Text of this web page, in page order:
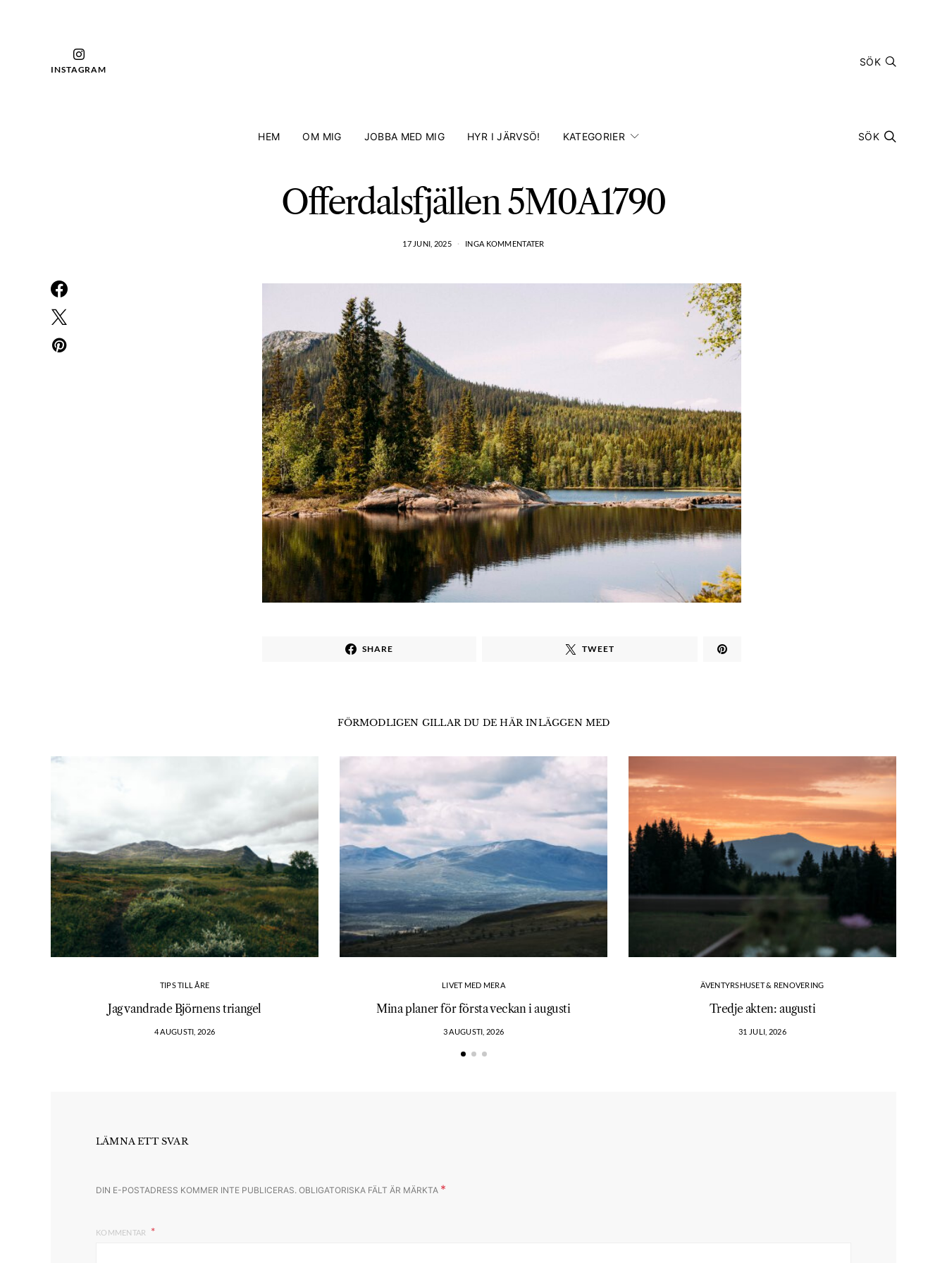
INSTAGRAM
SÖK
HEM OM MIG JOBBA MED MIG HYR I JÄRVSÖ! KATEGORIER SÖK
Offerdalsfjällen 5M0A1790
17 JUNI, 2025 INGA KOMMENTATER
SHARE TWEET
FÖRMODLIGEN GILLAR DU DE HÄR INLÄGGEN MED
TIPS TILL ÅRE
Jag vandrade Björnens triangel
4 AUGUSTI, 2026
LIVET MED MERA
Mina planer för första veckan i augusti
3 AUGUSTI, 2026
ÄVENTYRSHUSET & RENOVERING
Tredje akten: augusti
31 JULI, 2026
LÄMNA ETT SVAR
DIN E-POSTADRESS KOMMER INTE PUBLICERAS. OBLIGATORISKA FÄLT ÄR MÄRKTA *
KOMMENTAR